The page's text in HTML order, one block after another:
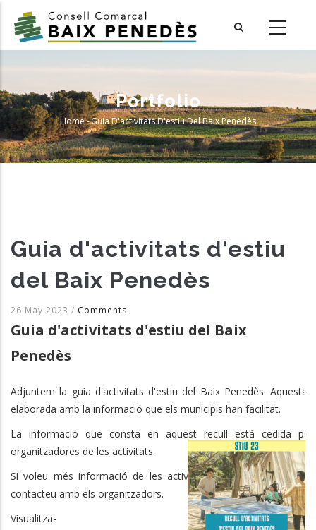
main
Portfolio
Breadcrumb
Home-Guia D'activitats D'estiu Del Baix Penedès
Guia d'activitats d'estiu
del Baix Penedès
26 May 2023 / Comments
Guia d'activitats d'estiu del Baix
Penedès
Adjuntem la guia d'activitats d'estiu del Baix Penedès. Aquesta
elaborada amb la informació que els municipis han facilitat.
La informació que consta en aquest recull està cedida
organitzadores de les activitats.
Si voleu més informació de les activitats (preu, horaris, dates
contacteu amb els organitzadors.
Visualitza-